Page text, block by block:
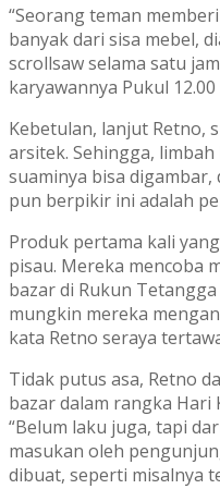
“Seorang teman
banyak dari sisa mebel,
scrollsaw selama satu
karyawannya Pukul
Kebetulan, lanjut Retno,
arsitek. Sehingga,
suaminya bisa digambar,
pun berpikir ini adalah
Produk pertama kali
pisau. Mereka mencoba
bazar di Rukun
mungkin mereka
kata Retno seraya
Tidak putus asa, Retno
bazar dalam rangka Hari
“Belum laku juga, tapi
masukan oleh
dibuat, seperti misalnya